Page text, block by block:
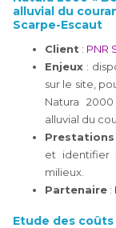
alluvial du
Scarpe-Escaut
Client : PNR
Enjeux :
sur le site,
Natura
alluvial du
Prestations
et identifier
milieux.
Partenaire :
Etude des